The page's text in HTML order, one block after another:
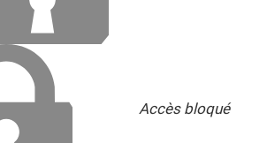
Accès bloqué